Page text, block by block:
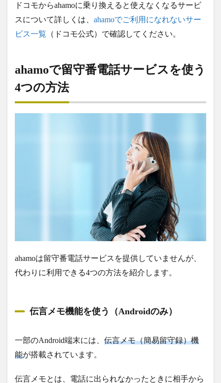
ドコモからahamoに乗り換えると使えなくなるサービ
スについて詳しくは、 ahamoでご利用になれないサー
ビス一覧 （ドコモ公式）で確認してください。
ahamoで留守番電話サービスを使う
4つの方法
ahamoは留守番電話サービスを提供していませんが、
代わりに利用できる4つの方法を紹介します。
伝言メモ機能を使う（Androidのみ）
一部のAndroid端末には、 伝言メモ（簡易留守録）機
能が搭載されています。
伝言メモとは、電話に出られなかったときに相手から